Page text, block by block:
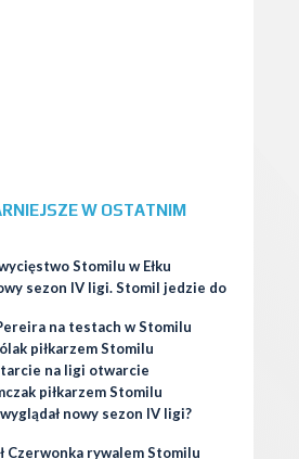
W OSTATNIM
Stomilu w Ełku
sezon IV ligi. Stomil jedzie do
na testach w Stomilu
piłkarzem Stomilu
na ligi otwarcie
piłkarzem Stomilu
nowy sezon IV ligi?
Czerwonka rywalem Stomilu